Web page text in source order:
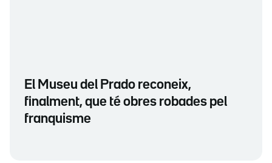
El Museu del Prado reconeix,
finalment, que té obres robades pel
franquisme